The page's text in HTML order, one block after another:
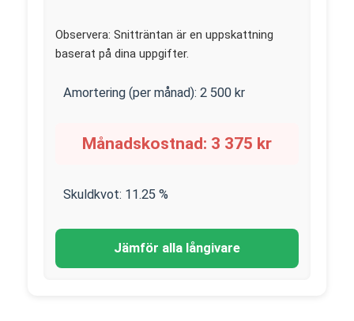
Observera: Snitträntan är en uppskattning
baserat på dina uppgifter.
Amortering (per månad): 2 500 kr
Månadskostnad: 3 375 kr
Skuldkvot: 11.25 %
Jämför alla långivare